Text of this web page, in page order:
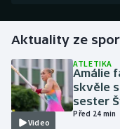
Golf
Gymnastika
Házená
Jezdectví
Aktuality ze
Video
ATLETIKA
Amálie
skvěle
sester
Před 24 min